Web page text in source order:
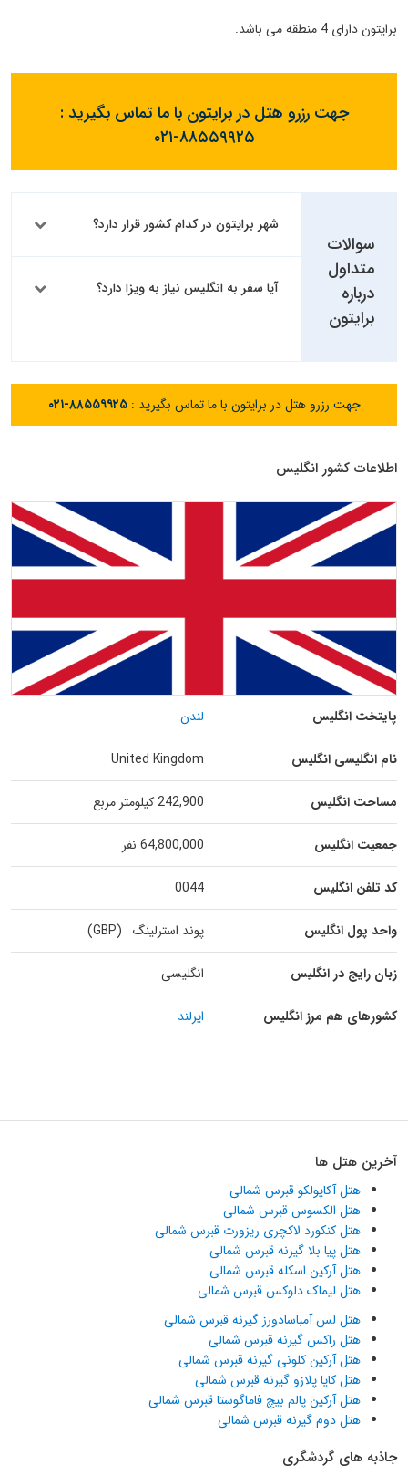
برایتون دارای 4 منطقه می باشد.
جهت رزرو هتل در برایتون با ما تماس بگیرید :
۰۲۱-۸۸۵۵۹۹۲۵
سوالات
متداول
درباره
برایتون
شهر برایتون در کدام کشور قرار دارد؟
آیا سفر به انگلیس نیاز به ویزا دارد؟
جهت رزرو هتل در برایتون با ما تماس بگیرید :۰۲۱-۸۸۵۵۹۹۲۵
اطلاعات کشور انگلیس
پایتخت انگلیس لندن
نام انگلیسی انگلیس United Kingdom
مساحت انگلیس 242,900 کیلومتر مربع
جمعیت انگلیس 64,800,000 نفر
کد تلفن انگلیس 0044
واحد پول انگلیس پوند استرلینگ (GBP)
زبان رایج در انگلیس انگلیسی
کشورهای هم مرز انگلیس ایرلند
آخرین هتل ها
هتل آکاپولکو قبرس شمالی
هتل الکسوس قبرس شمالی
هتل کنکورد لاکچری ریزورت قبرس شمالی
هتل پیا بلا گیرنه قبرس شمالی
هتل آرکین اسکله قبرس شمالی
هتل لیماک دلوکس قبرس شمالی
هتل لس آمباسادورز گیرنه قبرس شمالی
هتل راکس گیرنه قبرس شمالی
هتل آرکین کلونی گیرنه قبرس شمالی
هتل کایا پلازو گیرنه قبرس شمالی
هتل آرکین پالم بیچ فاماگوستا قبرس شمالی
هتل دوم گیرنه قبرس شمالی
جاذبه های گردشگری